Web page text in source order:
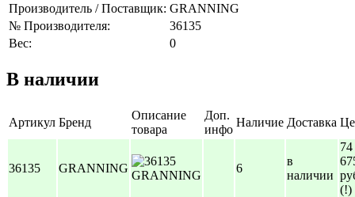
Производитель / Поставщик: GRANNING
№ Производителя:
36135
Вес:
0
В наличии
Артикул Бренд
Описание
товара
Доп.
инфо
Наличие Доставка
36135 GRANNING 6
в
наличии
74
(!)